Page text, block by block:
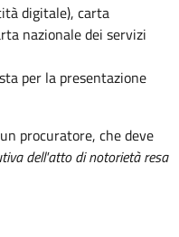
digitale), carta
nazionale dei servizi
per la presentazione
procuratore, che deve
dell'atto di notorietà resa